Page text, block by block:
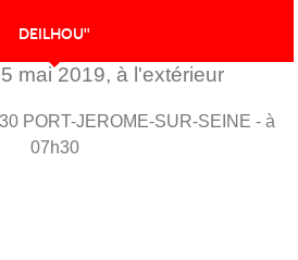
DEILHOU"
mai 2019, à l'extérieur
PORT-JEROME-SUR-SEINE - à
07h30